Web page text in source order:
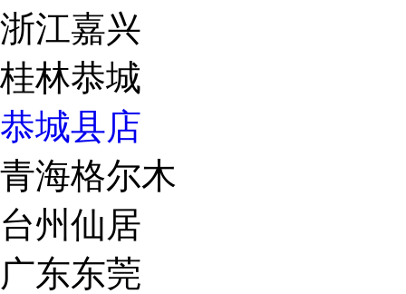
浙江嘉兴
桂林恭城
恭城县店
青海格尔木
台州仙居
广东东莞